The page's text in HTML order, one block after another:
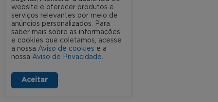
website e oferecer produtos e
serviços relevantes por meio de
anúncios personalizados. Para
saber mais sobre as informações
e cookies que coletamos, acesse
a nossa Aviso de cookies e a
nossa Aviso de Privacidade.
Aceitar